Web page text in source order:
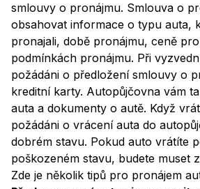
smlouvy o pronájmu. Smlouva o
obsahovat informace o typu auta,
pronajali, době pronájmu, ceně
podmínkách pronájmu. Při
požádáni o předložení smlouvy o
kreditní karty. Autopůjčovna vám
auta a dokumenty o autě. Když
požádáni o vrácení auta do
dobrém stavu. Pokud auto vrátíte
poškozeném stavu, budete muset
Zde je několik tipů pro pronájem